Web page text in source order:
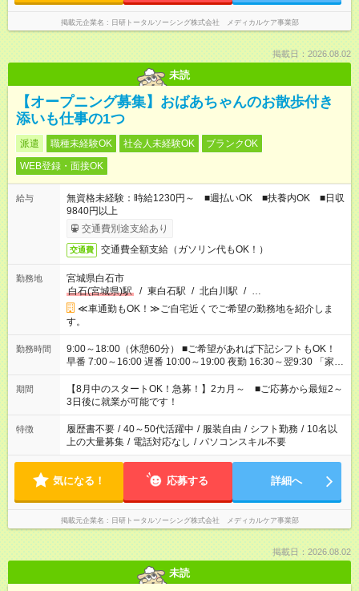
掲載元企業名 日研トータルソーシング株式会社 メディカルケア事業部
掲載日：2026.08.02
未読
【オープニング募集】おばあちゃんのお散歩付き
添いも仕事の1つ
派遣 職種未経験OK 社会人未経験OK
ブランクOK
WEB登録・面接OK
給与
無資格未経験：時給1230円～ ■週払いOK ■扶養内OK ■日収
9840円以上
交通費別途支給あり
交通費 交通費全額支給（ガソリン代もOK！）
勤務地
宮城県白石市
白石(宮城県)駅
/ 東白石駅 / 北白川駅 / …
≪車通勤もOK！≫ご自宅近くでご希望の勤務地を紹介しま
す。
勤務時間
9:00～18:00（休憩60分） ■ご希望があれば下記シフトもOK！
早番 7:00～16:00 遅番 10:00～19:00 夜勤 16:30～翌9:30 「家族
と休みを合わせたい」 「余裕を持って夕飯の準備がしたい」
「できれば残業はしたくない」 など、ご希望を教えてください
ね。 ※Wワーク希望の方へ 今ご覧のお仕事で希望する勤務時間
と、もう1つのお仕事の勤務時間。 合計で週40時間を超える場
合は応募できません。
期間
【8月中のスタートOK！急募！】2カ月～ ■ご応募から最短2～
3日後に就業が可能です！
特徴 履歴書不要 / 40～50代活躍中 / 服装自由 / シフト勤務 / 10名以
上の大量募集 / 電話対応なし / パソコンスキル不要
気になる！ 応募する 詳細へ
掲載元企業名 日研トータルソーシング株式会社 メディカルケア事業部
掲載日：2026.08.02
未読